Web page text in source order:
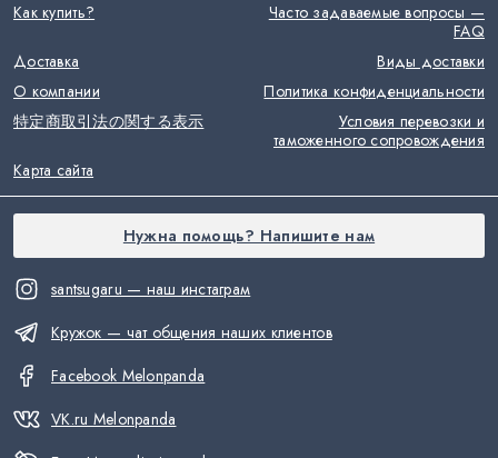
santsugaru — наш инстаграм
Кружок — чат общения наших клиентов
Facebook Melonpanda
VK.ru Melonpanda
Как купить?
Часто задаваемые вопросы —
FAQ
Доставка
Виды доставки
О компании
Политика конфиденциальности
特定商取引法の関する表示
Условия перевозки и
таможенного сопровождения
Карта сайта
Нужна помощь? Напишите нам